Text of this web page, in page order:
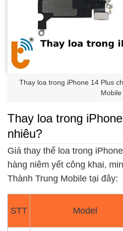
Thay loa trong iPhone 14 Plus
Mobile
Thay loa trong
nhiêu?
Giá thay thế loa trong
hàng niêm yết công khai,
Thành Trung Mobile tại đây:
STT Model